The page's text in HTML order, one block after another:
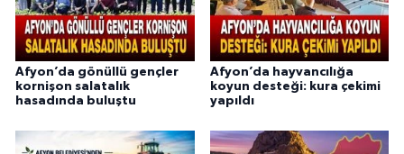
Afyon’da gönüllü gençler
kornişon salatalık
hasadında buluştu
Afyon’da hayvancılığa
koyun desteği: kura çekimi
yapıldı